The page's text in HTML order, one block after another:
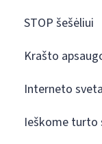
STOP šešėliui
Krašto
Interneto
Ieškome turto